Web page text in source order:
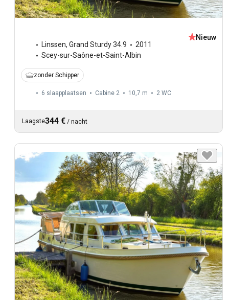
Linssen, Grand Sturdy 34.9
2011
Scey-sur-Saône-et-Saint-Albin
Nieuw
zonder Schipper
6 slaapplaatsen Cabine 2 10,7 m 2 WC
Laagste344 € / nacht